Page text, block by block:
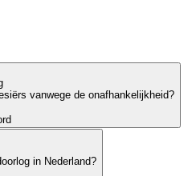
vanwege de onafhankelijkheid?
in Nederland?